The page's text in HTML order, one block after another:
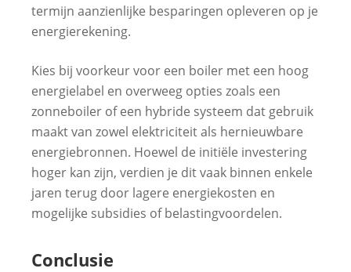
termijn aanzienlijke besparingen opleveren op je
energierekening.
Kies bij voorkeur voor een boiler met een hoog
energielabel en overweeg opties zoals een
zonneboiler of een hybride systeem dat gebruik
maakt van zowel elektriciteit als hernieuwbare
energiebronnen. Hoewel de initiële investering
hoger kan zijn, verdien je dit vaak binnen enkele
jaren terug door lagere energiekosten en
mogelijke subsidies of belastingvoordelen.
Conclusie